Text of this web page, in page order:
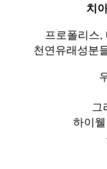
치
프로폴리스,
천연유래성분
그
하이